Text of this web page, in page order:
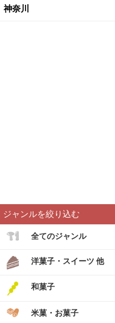
神奈川
ジャンルを絞り込む
全てのジャンル
洋菓子・スイーツ 他
和菓子
米菓・お菓子